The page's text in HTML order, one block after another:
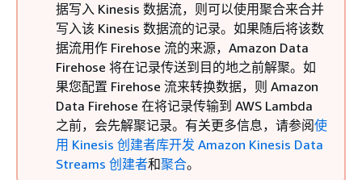
据写入 Kinesis 数据流，则可以使用聚合来合并
写入该 Kinesis 数据流的记录。如果随后将该数
据流用作 Firehose 流的来源，Amazon Data
Firehose 将在记录传送到目的地之前解聚。如
果您配置 Firehose 流来转换数据，则 Amazon
Data Firehose 在将记录传输到 AWS Lambda
之前，会先解聚记录。有关更多信息，请参阅使
用 Kinesis 创建者库开发 Amazon Kinesis Data
Streams 创建者和聚合。